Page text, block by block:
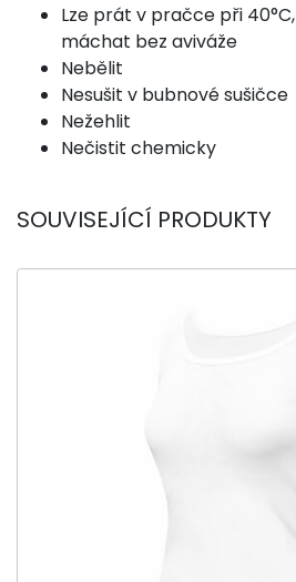
Lze prát v pračce při
máchat bez aviváže
Nebělit
Nesušit v bubnové sušičce
Nežehlit
Nečistit chemicky
SOUVISEJÍCÍ PRODUKTY